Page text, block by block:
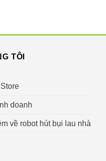
TÔI
doanh
về robot hút bụi lau nhà